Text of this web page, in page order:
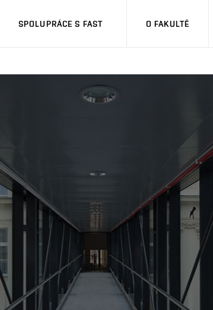
SPOLUPRÁCE S FAST O FAKULTĚ